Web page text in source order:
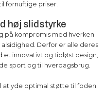
fornuftige priser.
høj slidstyrke
på kompromis med hverken
Derfor er alle deres
et innovativt og tidløst design,
sport og til hverdagsbrug.
yde optimal støtte til foden